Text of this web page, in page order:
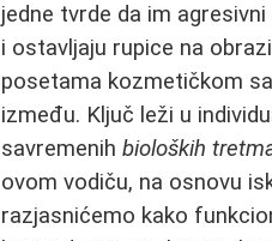
jedne tvrde da im
i ostavljaju rupice na
posetama kozmetičkom
između. Ključ leži u
savremenihbioloških
ovom vodiču, na osnovu
razjasnićemo kako